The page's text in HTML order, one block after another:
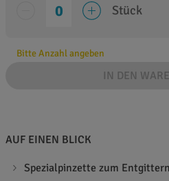
Stück
Bitte Anzahl angeben
IN DEN
AUF EINEN BLICK
Spezialpinzette zum